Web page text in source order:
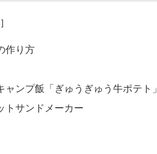
作り方
ンプ飯「ぎゅうぎゅう牛ポテト」
トサンドメーカー